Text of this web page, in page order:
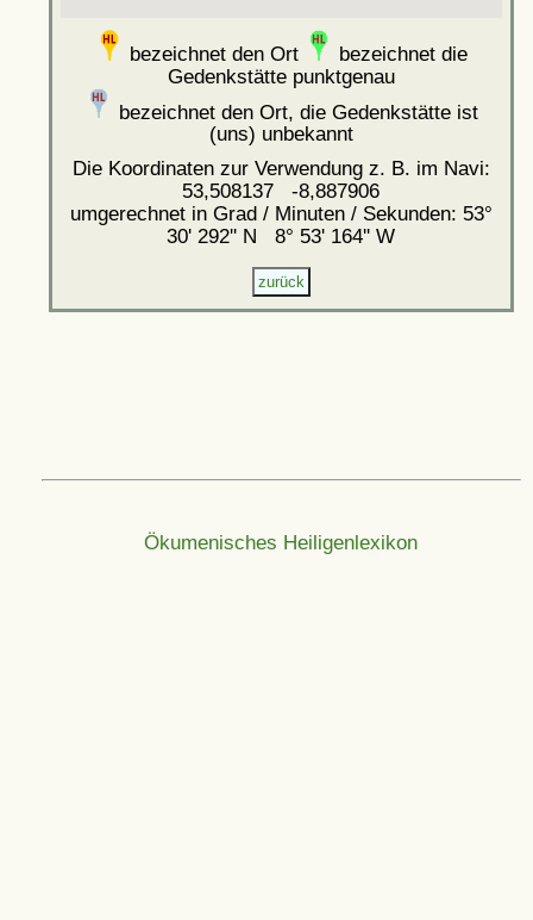
bezeichnet den Ort
bezeichnet die
Gedenkstätte punktgenau
bezeichnet den Ort, die Gedenkstätte ist
(uns) unbekannt
Die Koordinaten zur Verwendung z. B. im Navi:
53,508137 -8,887906
umgerechnet in Grad / Minuten / Sekunden: 53°
30' 292'' N 8° 53' 164'' W
Ökumenisches Heiligenlexikon